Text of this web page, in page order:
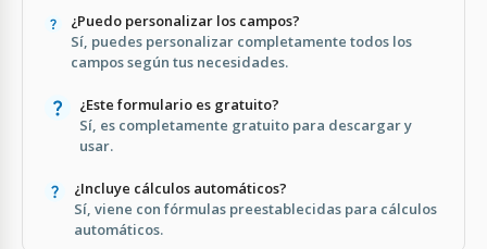
¿Puedo personalizar los campos?
Sí, puedes personalizar completamente todos los
campos según tus necesidades.
¿Este formulario es gratuito?
Sí, es completamente gratuito para descargar y
usar.
¿Incluye cálculos automáticos?
Sí, viene con fórmulas preestablecidas para cálculos
automáticos.